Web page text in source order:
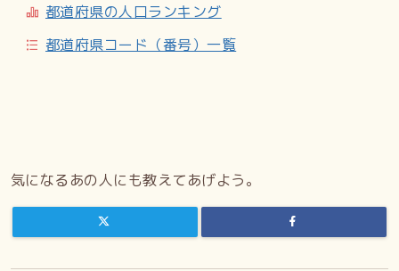
都道府県の人口ランキング
都道府県コード（番号）一覧
気になるあの人にも教えてあげよう。